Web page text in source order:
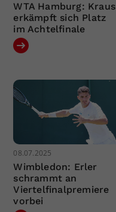
WTA Hamburg: Kraus
erkämpft sich Platz
im Achtelfinale
08.07.2025
Wimbledon: Erler
schrammt an
Viertelfinalpremiere
vorbei